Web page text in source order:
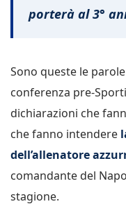
porterà al 3°
Sono queste le
conferenza pre-
dichiarazioni che
che fanno intendere
dell’allenatore
comandante del
stagione.